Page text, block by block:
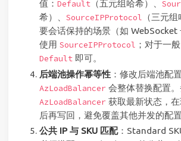
值： Default（五元组哈希）、
希）、 SourceIPProtocol （三元
要会话保持的场景（如 WebSocket
使用 SourceIPProtocol ；对于一
Default即可。
后端池操作幂等性：修改后端池配
AzLoadBalancer会整体替换配置
AzLoadBalancer获取最新状态，
后再写回，避免覆盖其他并发的配置
公共 IP 与 SKU 匹配：Standard